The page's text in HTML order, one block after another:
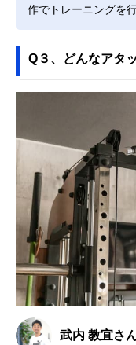
作でトレーニングを
Q３、どんなアタ
武内 教宜さ